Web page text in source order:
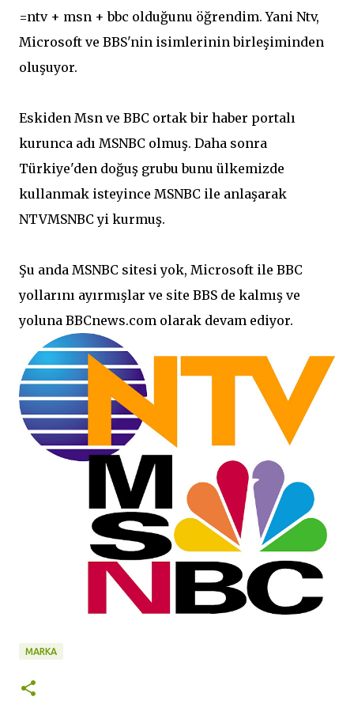
=ntv + msn + bbc olduğunu öğrendim. Yani Ntv,
Microsoft ve BBS'nin isimlerinin birleşiminden
oluşuyor.
Eskiden Msn ve BBC ortak bir haber portalı
kurunca adı MSNBC olmuş. Daha sonra
Türkiye'den doğuş grubu bunu ülkemizde
kullanmak isteyince MSNBC ile anlaşarak
NTVMSNBC yi kurmuş.
Şu anda MSNBC sitesi yok, Microsoft ile BBC
yollarını ayırmışlar ve site BBS de kalmış ve
yoluna BBCnews.com olarak devam ediyor.
MARKA